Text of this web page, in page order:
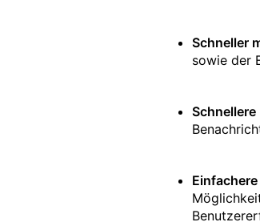
Schneller
sowie der